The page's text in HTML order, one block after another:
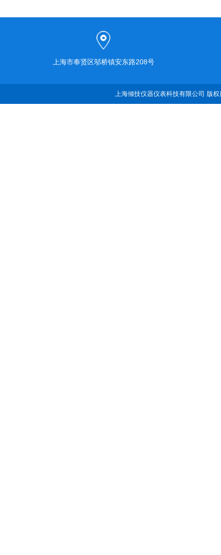
上海市奉贤区邬桥镇安东路208号
上海倾技仪器仪表科技有限公司 版